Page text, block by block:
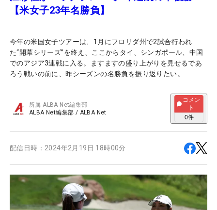
【米女子23年名勝負】
今年の米国女子ツアーは、1月にフロリダ州で2試合行われ
た“開幕シリーズ”を終え、ここからタイ、シンガポール、中国
でのアジア3連戦に入る。ますますの盛り上がりを見せるであ
ろう戦いの前に、昨シーズンの名勝負を振り返りたい。
所属ALBA Net編集部
ALBA Net編集部 / ALBA Net
コメン
ト
0件
配信日時： 2024年2月19日 18時00分